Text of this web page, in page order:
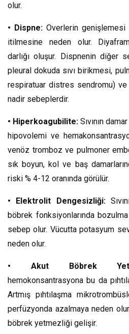
olur.
• Dispne: Overlerin genişlemesi
itilmesine neden olur.
darlığı oluşur. Dispnenin diğer
pleural dokuda sıvı birikmesi,
respiratuar distres sendromu)
nadir sebeplerdir.
• Hiperkoagubilite: Sıvının
hipovolemi ve
venöz tromboz ve pulmoner
sık boyun, kol ve baş
riski % 4-12 oranında görülür.
• Elektrolit Dengesizliği:
böbrek fonksiyonlarında
sebep olur. Vücutta potasyum
neden olur.
• Akut Böbrek
hemokonsantrasyona bu da
Artmış pıhtılaşma
perfüzyonda azalmaya neden
böbrek yetmezliği gelişir.